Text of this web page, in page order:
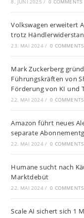
8. JUNI 2025 / 0 COMMENTS
Volkswagen erweitert
trotz
23. MAI 2024 / 0 COMMENTS
Mark Zuckerberg
Führungskräften von
Förderung von KI und
22. MAI 2024 / 0 COMMENTS
Amazon führt neues
separate
22. MAI 2024 / 0 COMMENTS
Humane sucht nach
Marktdebüt
22. MAI 2024 / 0 COMMENTS
Scale AI sichert sich 1